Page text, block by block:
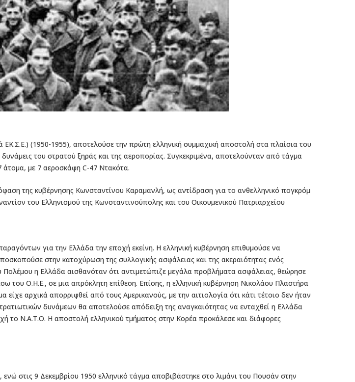
ΕΚ.Σ.Ε.) (1950-1955), αποτελούσε την πρώτη ελληνική συμμαχική αποστολή στα πλαίσια του
του στρατού ξηράς και της αεροπορίας. Συγκεκριμένα, αποτελούνταν από τάγμα
άτομα, με 7 αεροσκάφη C-47 Ντακότα.
της κυβέρνησης Κωνσταντίνου Καραμανλή, ως αντίδραση για το ανθελληνικό πογκρόμ
του Ελληνισμού της Κωνσταντινούπολης και του Οικουμενικού Πατριαρχείου
για την Ελλάδα την εποχή εκείνη. Η ελληνική κυβέρνηση επιθυμούσε να
στην κατοχύρωση της συλλογικής ασφάλειας και της ακεραιότητας ενός
η Ελλάδα αισθανόταν ότι αντιμετώπιζε μεγάλα προβλήματα ασφάλειας, θεώρησε
του Ο.Η.Ε., σε μια απρόκλητη επίθεση. Επίσης, η ελληνική κυβέρνηση Νικολάου Πλαστήρα
αρχικά απορριφθεί από τους Αμερικανούς, με την αιτιολογία ότι κάτι τέτοιο δεν ήταν
δυνάμεων θα αποτελούσε απόδειξη της αναγκαιότητας να ενταχθεί η Ελλάδα
το Ν.Α.Τ.Ο. Η αποστολή ελληνικού τμήματος στην Κορέα προκάλεσε και διάφορες
στις 9 Δεκεμβρίου 1950 ελληνικό τάγμα αποβιβάστηκε στο λιμάνι του Πουσάν στην